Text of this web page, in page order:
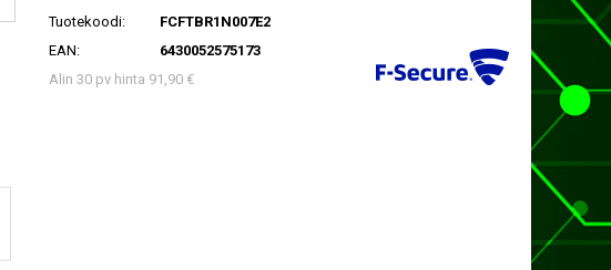
Tuotekoodi:
FCFTBR1N007E2
EAN:
6430052575173
Alin 30 pv hinta 91,90 €